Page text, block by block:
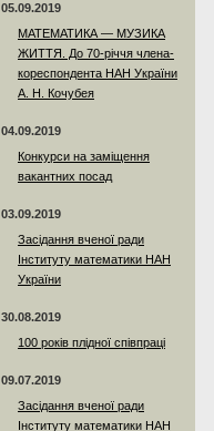
05.09.2019
МАТЕМАТИКА — МУЗИКА
ЖИТТЯ. До 70-річчя члена-
кореспондента НАН України
А. Н. Кочубея
04.09.2019
Конкурси на заміщення
вакантних посад
03.09.2019
Засідання вченої ради
Інституту математики НАН
України
30.08.2019
100 років плідної співпраці
09.07.2019
Засідання вченої ради
Інституту математики НАН